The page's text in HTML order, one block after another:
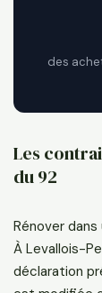
des
Les
du 92
Rénover
À Levallois-
déclaration